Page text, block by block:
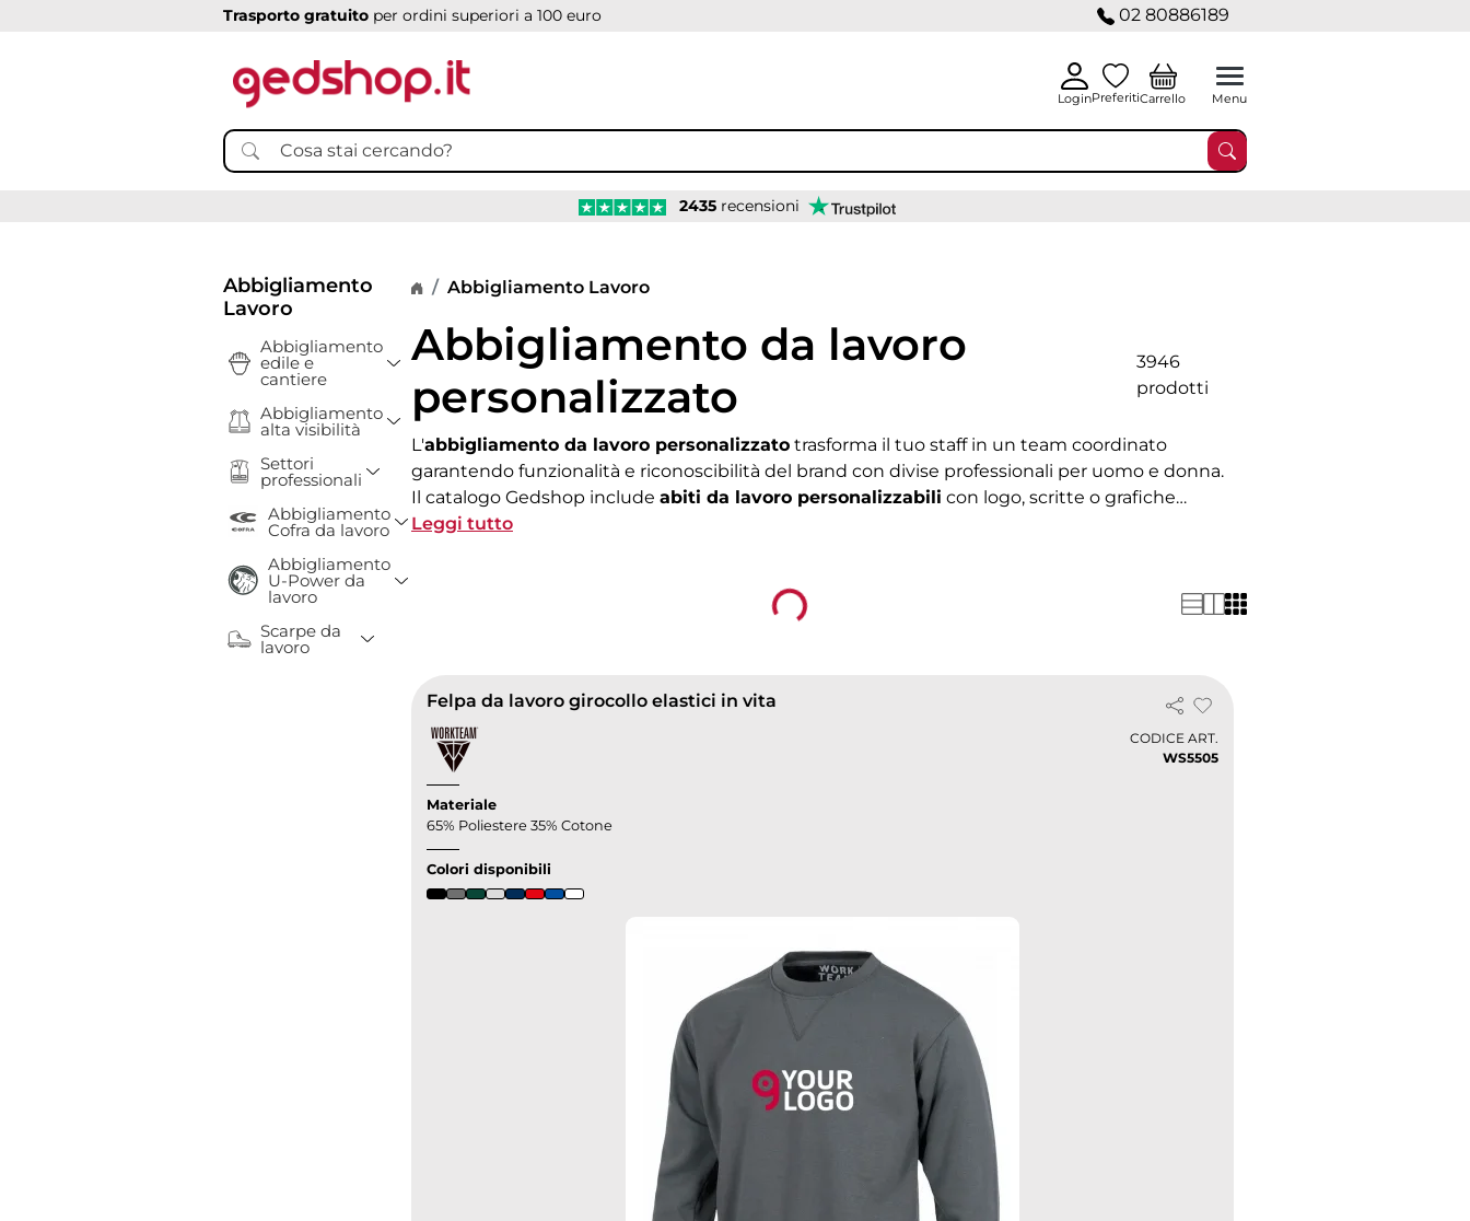
Trasporto gratuito per ordini superiori a 100 euro 02 80886189
LoginPreferitiCarrello Menu
2435 recensioni
Abbigliamento
Lavoro
Abbigliamento
edile e
cantiere
Toggle Dropdown
Abbigliamento
alta visibilità
Toggle Dropdown
Settori
professionali
Toggle Dropdown
Abbigliamento
Cofra da lavoro
Toggle Dropdown
Abbigliamento
U-Power da
lavoro
Toggle Dropdown
Scarpe da
lavoro
Toggle Dropdown
Home page
Abbigliamento Lavoro
Abbigliamento da lavoro
personalizzato
3946
prodotti
L'abbigliamento da lavoro personalizzatotrasforma il tuo staff in un team coordinato
garantendo funzionalità e riconoscibilità del brand con divise professionali per uomo e donna.
Il catalogo Gedshop include abiti da lavoro personalizzabili con logo, scritte o grafiche
aziendali per settori di edilizia e industria,
Leggi tutto
Loading...
Felpa da lavoro girocollo elastici in vita
CODICE ART.
WS5505
Materiale
65% Poliestere 35% Cotone
Colori disponibili